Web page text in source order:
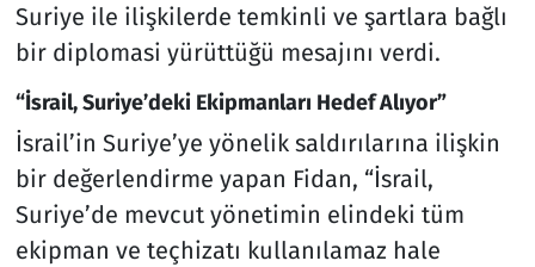
Suriye ile ilişkilerde temkinli ve şartlara bağlı
bir diplomasi yürüttüğü mesajını verdi.
“İsrail, Suriye’deki Ekipmanları Hedef Alıyor”
İsrail’in Suriye’ye yönelik saldırılarına ilişkin
bir değerlendirme yapan Fidan, “İsrail,
Suriye’de mevcut yönetimin elindeki tüm
ekipman ve teçhizatı kullanılamaz hale
Televizyon